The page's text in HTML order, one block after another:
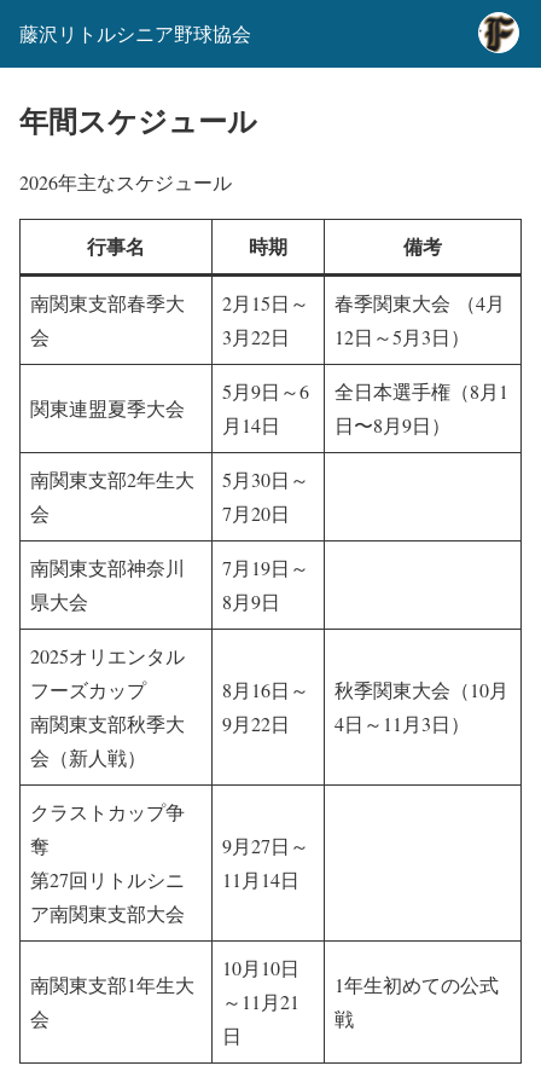
藤沢リトルシニア野球協会
年間スケジュール
2026年主なスケジュール
行事名 時期 備考
南関東支部春季大
会
2月15日～
3月22日
春季関東大会 （4月
12日～5月3日）
関東連盟夏季大会
5月9日～6
月14日
全日本選手権（8月1
日〜8月9日）
南関東支部2年生大
会
5月30日～
7月20日
南関東支部神奈川
県大会
7月19日～
8月9日
2025オリエンタル
フーズカップ
南関東支部秋季大
会（新人戦）
8月16日～
9月22日
秋季関東大会（10月
4日～11月3日）
クラストカップ争
奪
第27回リトルシニ
ア南関東支部大会
9月27日～
11月14日
南関東支部1年生大
会
10月10日
～11月21
日
1年生初めての公式
戦